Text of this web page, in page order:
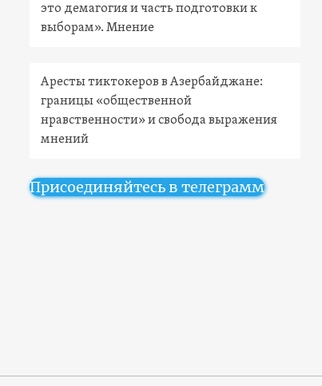
это демагогия и часть подготовки к
выборам». Мнение
Аресты тиктокеров в Азербайджане:
границы «общественной
нравственности» и свобода выражения
мнений
Присоединяйтесь в телеграмм